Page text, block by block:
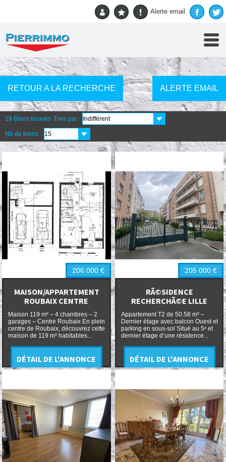
Alerte email
RETOUR A LA RECHERCHE ALERTE EMAIL
19 Biens trouvés Trier par :
Nb de biens :
206 000 €
MAISON/APPARTEMENT
ROUBAIX CENTRE
Maison 119 m² – 4 chambres – 2
garages – Centre Roubaix En plein
centre de Roubaix, découvrez cette
maison de 119 m² habitables...
DÉTAIL DE L'ANNONCE
205 000 €
RÃ©SIDENCE
RECHERCHÃ©E LILLE
Appartement T2 de 50.58 m² –
Dernier étage avec balcon Ouest et
parking en sous-sol Situé au 5ᵉ et
dernier étage d’une résidence...
DÉTAIL DE L'ANNONCE